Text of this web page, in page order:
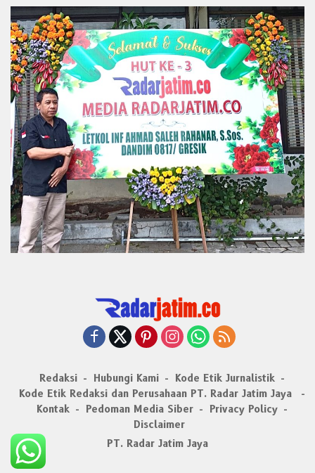
Redaksi Hubungi Kami
Kode Etik Jurnalistik
Kode Etik Redaksi dan Perusahaan PT. Radar Jatim Jaya
Kontak
Pedoman Media Siber
Privacy Policy
Disclaimer
PT. Radar Jatim Jaya